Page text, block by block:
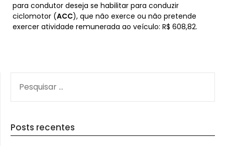
para condutor deseja se habilitar para conduzir
ciclomotor (ACC), que não exerce ou não pretende
exercer atividade remunerada ao veículo: R$ 608,82.
POR:
Posts recentes